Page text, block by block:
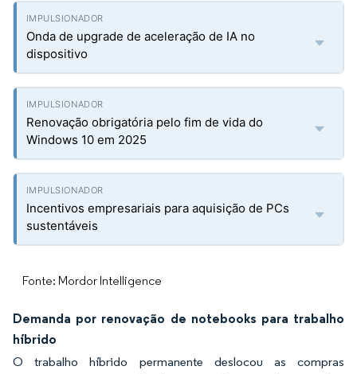
Onda de upgrade de aceleração de IA no
dispositivo
Renovação obrigatória pelo fim de vida do
Windows 10 em 2025
Incentivos empresariais para aquisição de PCs
sustentáveis
Fonte: Mordor Intelligence
Demanda por renovação de notebooks para trabalho
híbrido
O trabalho híbrido permanente deslocou as compras